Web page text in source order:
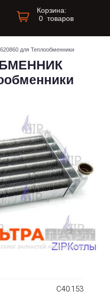
Корзина:
0 товаров
для Теплообменники
С40.153